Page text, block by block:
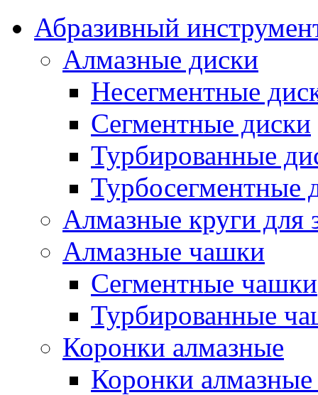
Абразивный
Алмазные диски
Несегментные
Сегментные диски
Турбированные
Турбосегментные
Алмазные круги для
Алмазные чашки
Сегментные чашки
Турбированные
Коронки алмазные
Коронки